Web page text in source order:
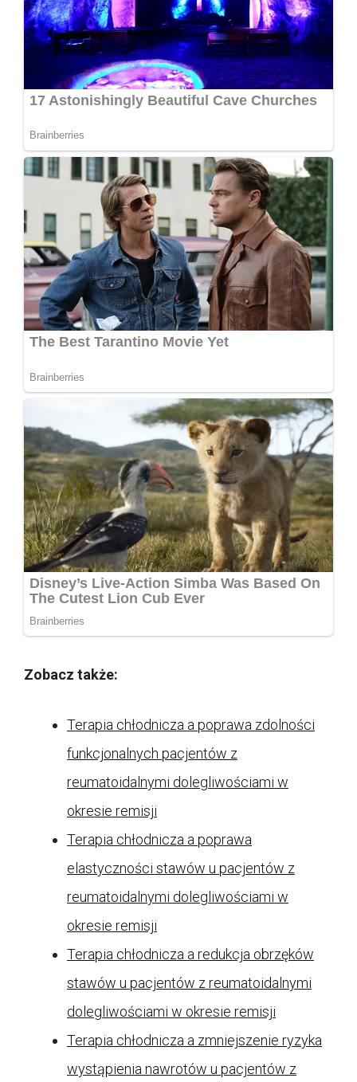
Zobacz także:
Terapia chłodnicza a poprawa zdolności
funkcjonalnych pacjentów z
reumatoidalnymi dolegliwościami w
okresie remisji
Terapia chłodnicza a poprawa
elastyczności stawów u pacjentów z
reumatoidalnymi dolegliwościami w
okresie remisji
Terapia chłodnicza a redukcja obrzęków
stawów u pacjentów z reumatoidalnymi
dolegliwościami w okresie remisji
Terapia chłodnicza a zmniejszenie ryzyka
wystąpienia nawrotów u pacjentów z